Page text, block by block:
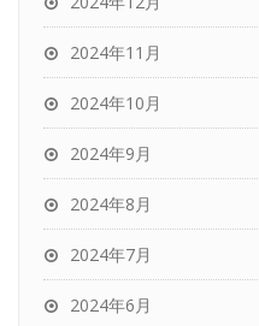
2024年11月
2024年10月
2024年9月
2024年8月
2024年7月
2024年6月